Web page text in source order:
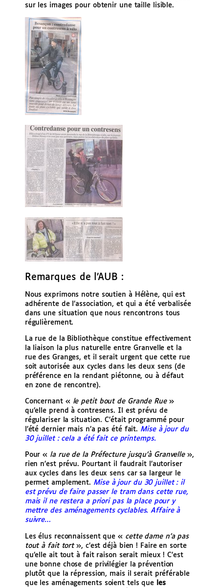
sur les images pour obtenir une taille lisible.
Remarques de l’AUB :
Nous exprimons notre soutien à Hélène, qui est
adhérente de l’association, et qui a été verbalisée
dans une situation que nous rencontrons tous
régulièrement.
La rue de la Bibliothèque constitue effectivement
la liaison la plus naturelle entre Granvelle et la
rue des Granges, et il serait urgent que cette rue
soit autorisée aux cycles dans les deux sens (de
préférence en la rendant piétonne, ou à défaut
en zone de rencontre).
Concernant « le petit bout de Grande Rue»
qu’elle prend à contresens. Il est prévu de
régulariser la situation. C’était programmé pour
l’été dernier mais n’a pas été fait. Mise à jour du
30 juillet : cela a été fait ce printemps.
Pour « la rue de la Préfecture jusqu’à Granvelle »,
rien n’est prévu. Pourtant il faudrait l’autoriser
aux cycles dans les deux sens car sa largeur le
permet amplement. Mise à jour du 30 juillet : il
est prévu de faire passer le tram dans cette rue,
mais il ne restera a priori pas la place pour y
mettre des aménagements cyclables. Affaire à
suivre…
Les élus reconnaissent que « cette dame n’a pas
tout à fait tort», c’est déjà bien ! Faire en sorte
qu’elle ait tout à fait raison serait mieux ! C’est
une bonne chose de privilégier la prévention
plutôt que la répression, mais il serait préférable
que les aménagements soient tels que les